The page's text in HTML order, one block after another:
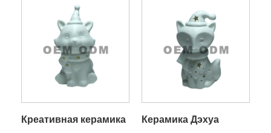
Креативная керамика Керамика Дэхуа